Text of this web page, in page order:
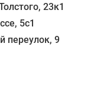
23к1
5с1